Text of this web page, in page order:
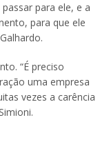
para ele, e a
para que ele
“É preciso
uma empresa
vezes a carência